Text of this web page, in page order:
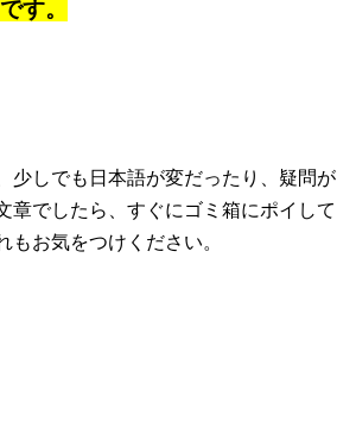
す。
少しでも日本語が変だったり、疑問が
章でしたら、すぐにゴミ箱にポイして
もお気をつけください。